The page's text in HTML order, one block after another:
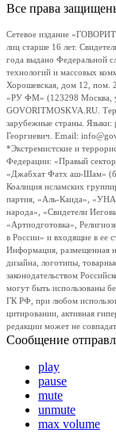
Все права
Сетевое издание
лиц старше 16 лет.
года выдано Федеральной
технологий и массовых
Хорошевская, дом 12, пом.
«РУ ФМ» (123298 Москва,
GOVORITMOSKVA.RU.
зарубежные страны. Языки:
Георгиевич. Email:
*Экстремистские и
Федерации: «Правый
«Джабхат Фатх аш-Шам»
Коалиция исламских
партия, «Аль-Каида»,
народа», «Свидетели
«Артподготовка»,
в России» и входящие в ее
Информация, размещенная
дизайна, логотипы,
законодательством
могут быть использованы
ГК РФ, при любом
цитировании, активная
редакции может не
Сообщение
play
pause
mute
unmute
max volume